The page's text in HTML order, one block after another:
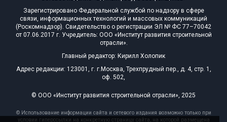
Зарегистрировано Федеральной службой по надзору в сфере
связи, информационных технологий и массовых коммуникаций
(Роскомнадзор). Свидетельство о регистрации ЭЛ № ФС 77–70042
от 07.06.2017 г. Учредитель: ООО «Институт развития строительной
отрасли».
Главный редактор: Кирилл Холопик
Адрес редакции: 123001, г. г.Москва, Трехпрудный пер., д. 4, стр. 1,
оф. 502,
© ООО «Институт развития строительной отрасли», 2025
© Использование информации сайта и сетевого издания возможно только при
условии гиперссылки на конкретную страницу сайта, на которой размещена